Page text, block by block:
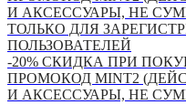
И АКСЕССУАРЫ, НЕ
ТОЛЬКО ДЛЯ
ПОЛЬЗОВАТЕЛЕЙ
-20% СКИДКА ПРИ
ПРОМОКОД MINT2
И АКСЕССУАРЫ, НЕ